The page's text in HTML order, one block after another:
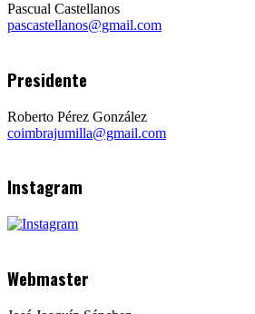
Pascual Castellanos
pascastellanos@gmail.com
Presidente
Roberto Pérez González
coimbrajumilla@gmail.com
Instagram
Webmaster